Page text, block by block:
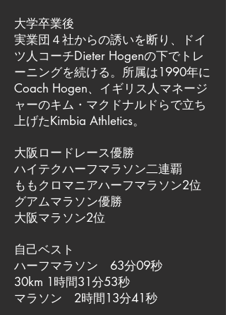
大学卒業後
実業団４社からの誘いを断り、ドイ
ツ人コーチDieter Hogenの下でトレ
ーニングを続ける。所属は1990年に
Coach Hogen、イギリス人マネージ
ャーのキム・マクドナルドらで立ち
上げたKimbia Athletics。
大阪ロードレース優勝
ハイテクハーフマラソン二連覇
ももクロマニアハーフマラソン2位
グアムマラソン優勝
大阪マラソン2位
自己ベスト
ハーフマラソン 63分09秒
30km 1時間31分53秒
マラソン 2時間13分41秒